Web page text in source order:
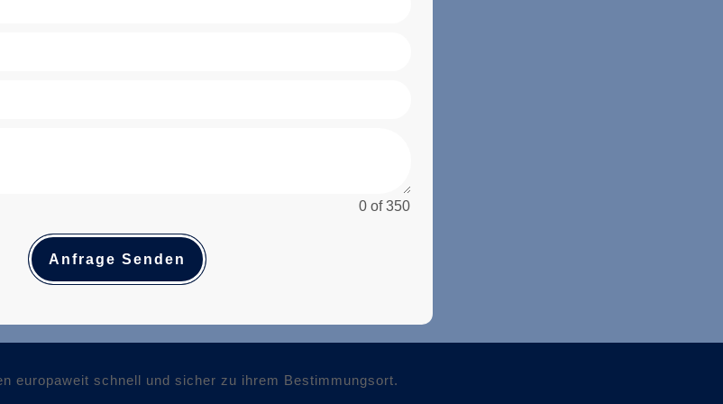
0 of 350
Anfrage Senden
europaweit schnell und sicher zu ihrem Bestimmungsort.